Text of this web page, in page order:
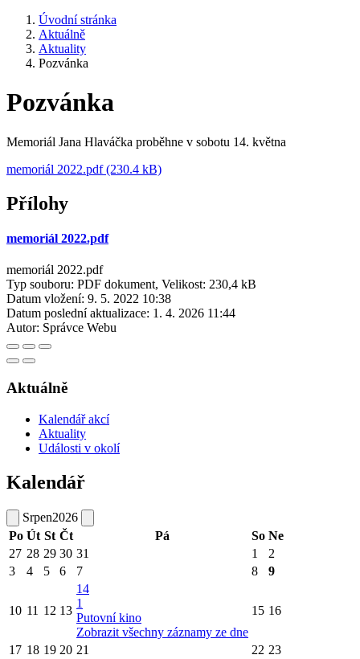
Úvodní stránka
Aktuálně
Aktuality
Pozvánka
Pozvánka
Memoriál Jana Hlaváčka proběhne v sobotu 14. května
memoriál 2022.pdf (230.4 kB)
Přílohy
memoriál 2022.pdf
memoriál 2022.pdf
Typ souboru: PDF dokument, Velikost: 230,4 kB
Datum vložení: 9. 5. 2022 10:38
Datum poslední aktualizace: 1. 4. 2026 11:44
Autor: Správce Webu
Aktuálně
Kalendář akcí
Aktuality
Události v okolí
Kalendář
Srpen2026
Po Út St Čt Pá So Ne
27 28 29 30 31 1
2
3
4 5 6 7 8 9
10 11 12 13
14
1
Putovní kino
Zobrazit všechny záznamy ze dne
15 16
17 18 19 20 21 22 23